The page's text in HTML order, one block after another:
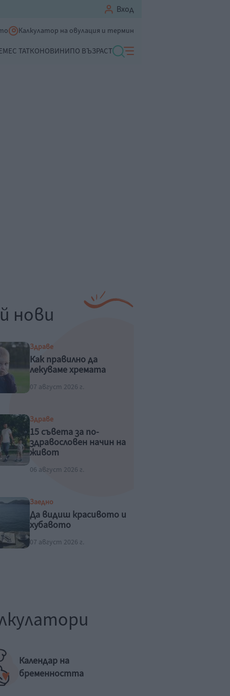
Вход
Калкулатор на овулация и термин
С ТАТКОНОВИНИПО ВЪЗРАСТ
нови
Здраве
Как правилно да
лекуваме хремата
07 август 2026 г.
Здраве
15 съвета за по-
здравословен начин на
живот
06 август 2026 г.
Заедно
Да видиш красивото и
хубавото
07 август 2026 г.
Календар на
бременността